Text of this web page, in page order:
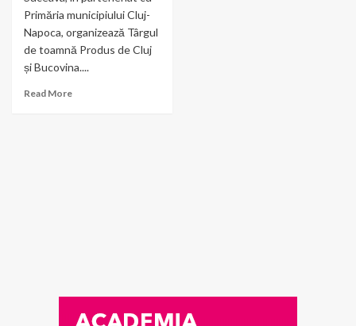
Primăria municipiului Cluj-
Napoca, organizează Târgul
de toamnă Produs de Cluj
și Bucovina....
Read More